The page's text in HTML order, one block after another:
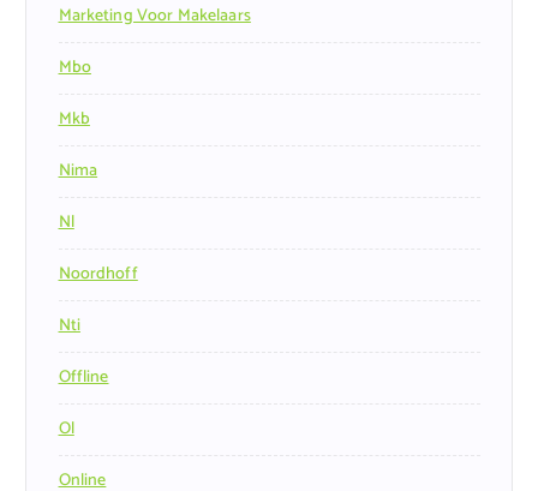
Marketing Voor Makelaars
Mbo
Mkb
Nima
Nl
Noordhoff
Nti
Offline
Ol
Online